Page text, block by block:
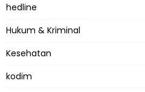
hedline
Hukum & Kriminal
Kesehatan
kodim